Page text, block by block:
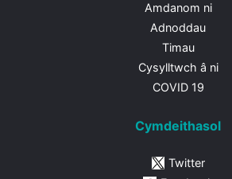
Amdanom ni
Adnoddau
Timau
Cysylltwch â ni
COVID 19
Cymdeithasol
Twitter